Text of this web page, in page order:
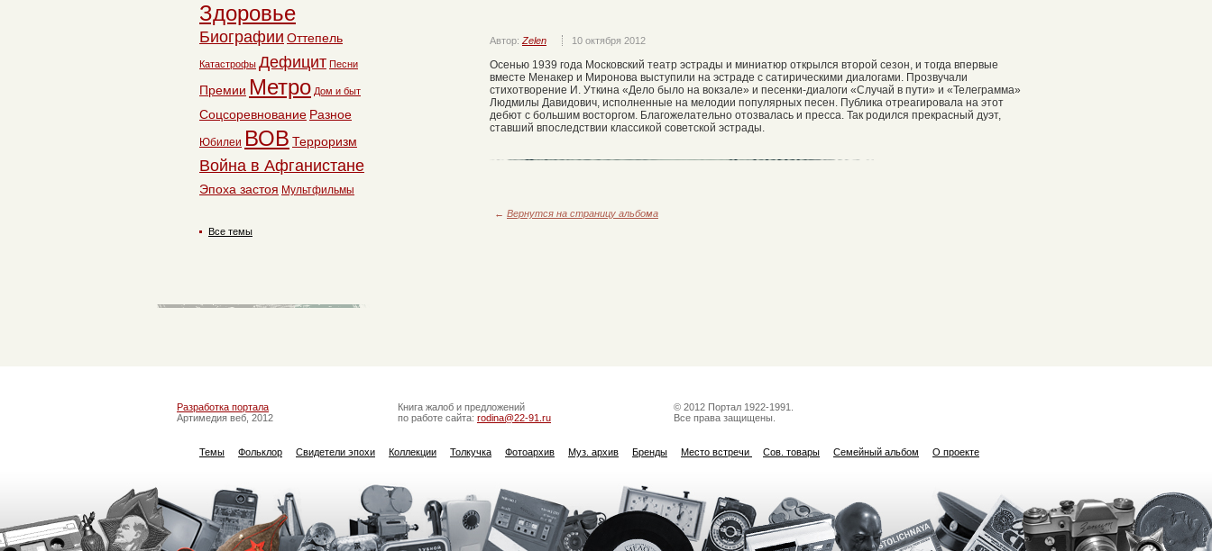
Автор: Zelen 10 октября 2012
Осенью 1939 года Московский театр эстрады и миниатюр открылся второй сезон, и тогда впервые
вместе Менакер и Миронова выступили на эстраде с сатирическими диалогами. Прозвучали
стихотворение И. Уткина «Дело было на вокзале» и песенки-диалоги «Случай в пути» и «Телеграмма»
Людмилы Давидович, исполненные на мелодии популярных песен. Публика отреагировала на этот
дебют с большим восторгом. Благожелательно отозвалась и пресса. Так родился прекрасный дуэт,
ставший впоследствии классикой советской эстрады.
← Вернутся на страницу альбома
Здоровье
Биографии Оттепель
Катастрофы Дефицит Песни
Премии Метро Дом и быт
Соцсоревнование Разное
Юбилеи ВОВ Терроризм
Война в Афганистане
Эпоха застоя Мультфильмы
Все темы
Разработка портала
Артимедия веб, 2012
Книга жалоб и предложений
по работе сайта: rodina@22-91.ru
© 2012 Портал 1922-1991.
Все права защищены.
Темы Фольклор Свидетели эпохи Коллекции Толкучка Фотоархив Муз. архив Бренды Место встречи Сов. товары Семейный альбом О проекте